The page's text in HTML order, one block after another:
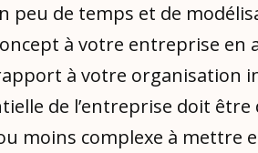
peu de temps et de
à votre entreprise en
à votre organisation
de l’entreprise doit
moins complexe à mettre